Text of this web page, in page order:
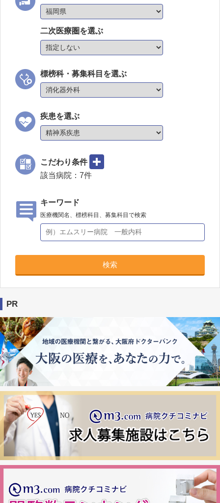
二次医療圏を選ぶ
標榜科・募集科目を選ぶ
疾患を選ぶ
こだわり条件
該当病院： 7件
キーワード
医療機関名、標榜科目、募集科目で検索
検索
PR